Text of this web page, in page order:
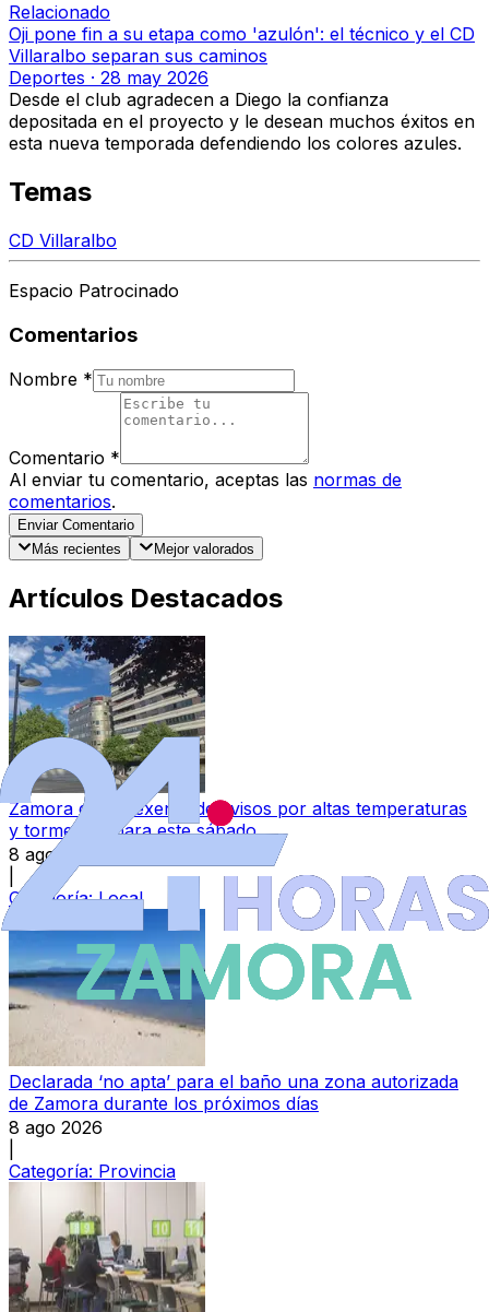
Relacionado
Oji pone fin a su etapa como 'azulón': el técnico y el CD
Villaralbo separan sus caminos
Deportes · 28 may 2026
Desde el club agradecen a Diego la confianza
depositada en el proyecto y le desean muchos éxitos en
esta nueva temporada defendiendo los colores azules.
Temas
CD Villaralbo
Espacio Patrocinado
Comentarios
Nombre *
Comentario *
Al enviar tu comentario, aceptas las normas de
comentarios.
Enviar Comentario
Más recientes
Mejor valorados
Artículos Destacados
Zamora queda exenta de avisos por altas temperaturas
y tormentas para este sábado
8 ago 2026
Categoría:Local
Declarada ‘no apta’ para el baño una zona autorizada
de Zamora durante los próximos días
8 ago 2026
Categoría: Provincia